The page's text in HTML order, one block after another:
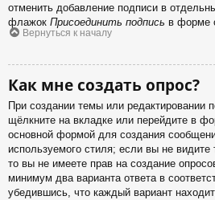
отменить добавление подписи в
флажок Присоединить подпись в форме
Вернуться к началу
Как мне создать опрос?
При создании темы или редактировании
щёлкните на вкладке или перейдите в
основной формой для создания
используемого стиля; если вы не
то вы не имеете прав на создание
минимум два варианта ответа в
убедившись, что каждый вариант